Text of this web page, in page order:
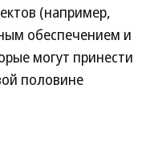
(например,
обеспечением и
могут принести
половине